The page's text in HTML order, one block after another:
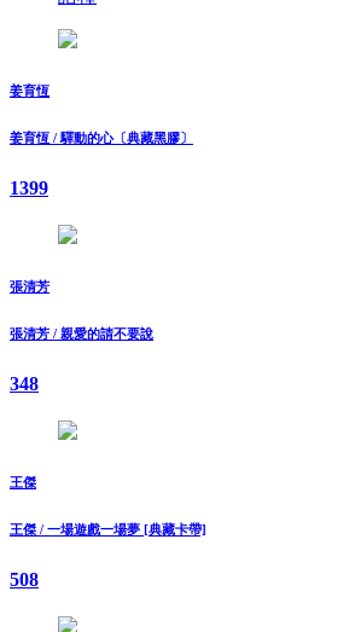
姜育恆
姜育恆 / 驛動的心〔典藏黑膠〕
1399
張清芳
張清芳 / 親愛的請不要說
348
王傑
王傑 / 一場遊戲一場夢 [典藏卡帶]
508